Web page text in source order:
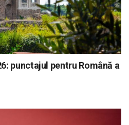
punctajul pentru Română a